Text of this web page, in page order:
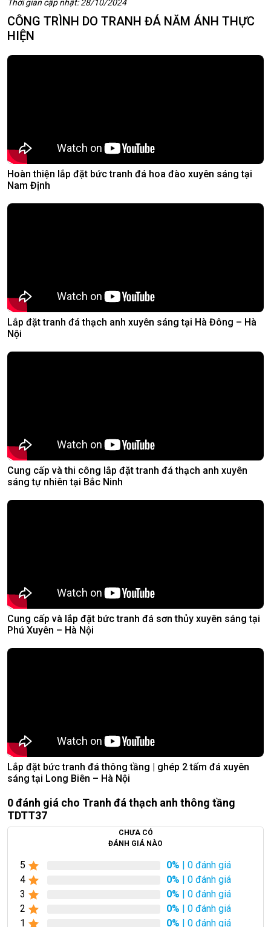
Thời gian cập nhật: 28/10/2024
CÔNG TRÌNH DO TRANH ĐÁ NĂM ÁNH THỰC
HIỆN
Hoàn thiện lắp đặt bức tranh đá hoa đào xuyên sáng tại
Nam Định
Lắp đặt tranh đá thạch anh xuyên sáng tại Hà Đông – Hà
Nội
Cung cấp và thi công lắp đặt tranh đá thạch anh xuyên
sáng tự nhiên tại Bắc Ninh
Cung cấp và lắp đặt bức tranh đá sơn thủy xuyên sáng tại
Phú Xuyên – Hà Nội
Lắp đặt bức tranh đá thông tầng | ghép 2 tấm đá xuyên
sáng tại Long Biên – Hà Nội
0 đánh giá cho Tranh đá thạch anh thông tầng
TDTT37
CHƯA CÓ
ĐÁNH GIÁ NÀO
5 0% | 0 đánh giá
4
0% | 0 đánh giá
3
0% | 0 đánh giá
2
0% | 0 đánh giá
1
0% | 0 đánh giá